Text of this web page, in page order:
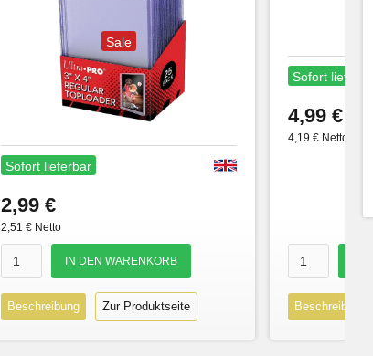
Sale
Sofort lieferbar
2,99 €
2,51 € Netto
Beschreibung Zur Produktseite
Sofort lieferbar
4,99 €
4,19 € Netto
Beschreibung